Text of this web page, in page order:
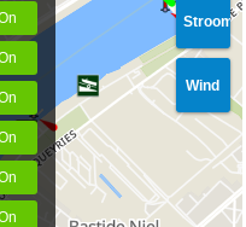
Stroom
Wind